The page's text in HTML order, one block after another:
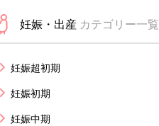
妊娠・出産 カテゴリー一覧
妊娠超初期
妊娠初期
妊娠中期